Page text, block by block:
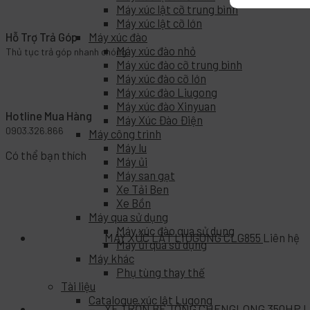
Máy xúc lật cỡ trung bình
Máy xúc lật cỡ lớn
Máy xúc đào
Máy xúc đào nhỏ
Máy xúc đào cỡ trung bình
Máy xúc đào cỡ lớn
Máy xúc đào Liugong
Máy xúc đào Xinyuan
Máy Xúc Đào Điện
Máy công trình
Máy lu
Máy ủi
Máy san gạt
Xe Tải Ben
Xe Bồn
Máy qua sử dụng
Máy xúc đào qua sử dụng
Máy ủi qua sử dụng
Máy khác
Phụ tùng thay thế
Tài liệu
Catalogue xúc lật Lugong
Hỗ Trợ Trả Góp
Thủ tục trả góp nhanh chóng
Hotline Mua Hàng
0903.326.866
Có thể bạn thích
MÁY XÚC LẬT LIUGONG CLG855 Liên hệ